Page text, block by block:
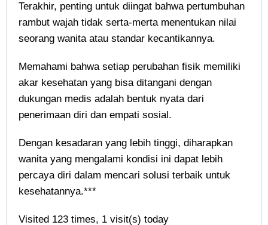
Terakhir, penting untuk diingat bahwa pertumbuhan
rambut wajah tidak serta-merta menentukan nilai
seorang wanita atau standar kecantikannya.
Memahami bahwa setiap perubahan fisik memiliki
akar kesehatan yang bisa ditangani dengan
dukungan medis adalah bentuk nyata dari
penerimaan diri dan empati sosial.
Dengan kesadaran yang lebih tinggi, diharapkan
wanita yang mengalami kondisi ini dapat lebih
percaya diri dalam mencari solusi terbaik untuk
kesehatannya.***
Visited 123 times, 1 visit(s) today